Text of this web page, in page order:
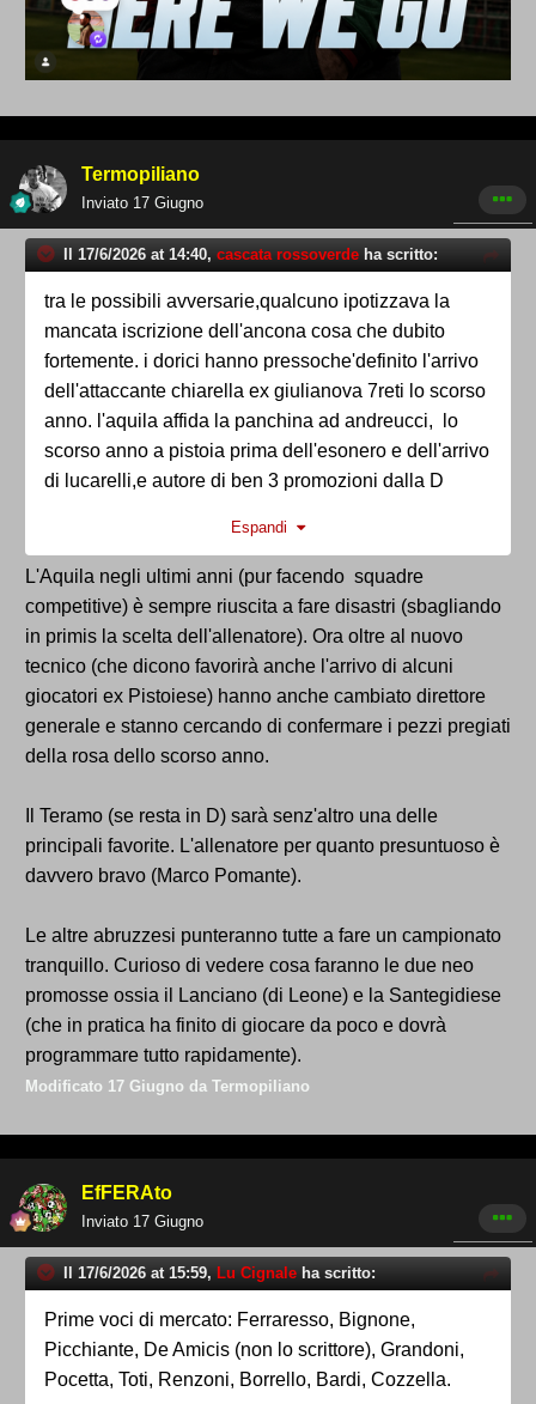
Termopiliano
Inviato 17 Giugno
Il 17/6/2026 at 14:40, cascata rossoverde ha scritto:
tra le possibili avversarie,qualcuno ipotizzava la
mancata iscrizione dell'ancona cosa che dubito
fortemente. i dorici hanno pressoche'definito l'arrivo
dell'attaccante chiarella ex giulianova 7reti lo scorso
anno. l'aquila affida la panchina ad andreucci, lo
scorso anno a pistoia prima dell'esonero e dell'arrivo
di lucarelli,e autore di ben 3 promozioni dalla D
allestire una squadra che possa recitare un ruolo da
protagonista.l'angelana prende il centrocampista e
capitano dell'orvietana ricci. il teramo spera nella
bocciatura del consiglio federale di qualche squadra
di c (ieri scadeva il termine e tutte hanno presentato
regolare domanda) con conseguente ripescaggio
nella terza seria, essendo in testa nella graduatoria
ripescaggi davanti al ligorna ma servirebbero due
retrocessa,ballottaggio virtus verona/pro patria).
confermato il biennale x bisoli a pistoia
Espandi
L'Aquila negli ultimi anni (pur facendo squadre
competitive) è sempre riuscita a fare disastri (sbagliando
in primis la scelta dell'allenatore). Ora oltre al nuovo
tecnico (che dicono favorirà anche l'arrivo di alcuni
giocatori ex Pistoiese) hanno anche cambiato direttore
generale e stanno cercando di confermare i pezzi pregiati
della rosa dello scorso anno.
Il Teramo (se resta in D) sarà senz'altro una delle
principali favorite. L'allenatore per quanto presuntuoso è
davvero bravo (Marco Pomante).
Le altre abruzzesi punteranno tutte a fare un campionato
tranquillo. Curioso di vedere cosa faranno le due neo
promosse ossia il Lanciano (di Leone) e la Santegidiese
(che in pratica ha finito di giocare da poco e dovrà
programmare tutto rapidamente).
Modificato 17 Giugno da Termopiliano
EfFERAto
Inviato 17 Giugno
Il 17/6/2026 at 15:59, Lu Cignale ha scritto:
Prime voci di mercato: Ferraresso, Bignone,
Picchiante, De Amicis (non lo scrittore), Grandoni,
Pocetta, Toti, Renzoni, Borrello, Bardi, Cozzella.